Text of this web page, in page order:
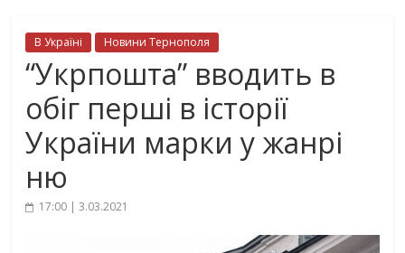
В Україні Новини Тернополя
“Укрпошта” вводить в
обіг перші в історії
України марки у жанрі
ню
17:00 | 3.03.2021